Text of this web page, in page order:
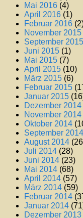
Mai 2016 (4)
April 2016 (1)
Februar 2016
November 2015
September 2015
Juni 2015 (1)
Mai 2015 (7)
April 2015 (10)
März 2015 (6)
Februar 2015
Januar 2015
Dezember 2014
November 2014
Oktober 2014
September 2014
August 2014
Juli 2014 (28)
Juni 2014 (23)
Mai 2014 (68)
April 2014 (57)
März 2014 (59)
Februar 2014
Januar 2014
Dezember 2013